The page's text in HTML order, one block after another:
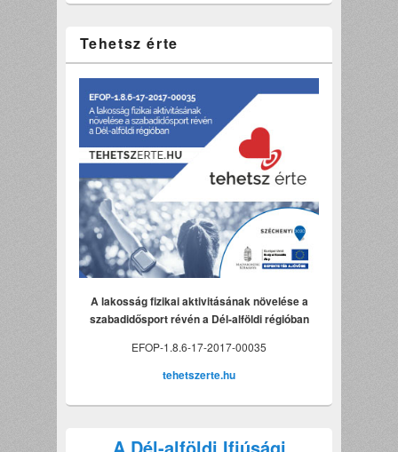
Tehetsz érte
A lakosság fizikai aktivitásának növelése a
szabadidősport révén a Dél-alföldi régióban
EFOP-1.8.6-17-2017-00035
tehetszerte.hu
A Dél-alföldi Ifjúsági